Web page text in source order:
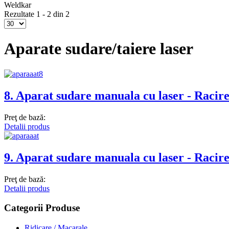
Weldkar
Rezultate 1 - 2 din 2
Aparate sudare/taiere laser
8. Aparat sudare manuala cu laser -
Preţ de bază:
Detalii produs
9. Aparat sudare manuala cu laser -
Preţ de bază:
Detalii produs
Categorii Produse